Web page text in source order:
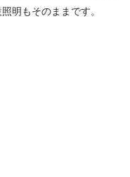
明もそのままです。